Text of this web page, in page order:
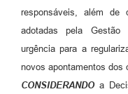
Agenda
Diário Oficial
Notícias
responsáveis, além de
adotadas pela Gestão
urgência para a
novos apontamentos dos
CONSIDERANDO a